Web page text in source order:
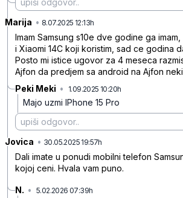
Marija • 8.07.2025 12:13h
Imam Samsung s10e dve godine ga
i Xiaomi 14C koji koristim, sad ce godina
Posto mi istice ugovor za 4 meseca
Ajfon da predjem sa android na Ajfon
Peki Meki • 1.09.2025 10:20h
Majo uzmi IPhone 15 Pro
Jovica • 30.05.2025 19:57h
Dali imate u ponudi mobilni telefon
kojoj ceni. Hvala vam puno.
N. • 5.02.2026 07:39h